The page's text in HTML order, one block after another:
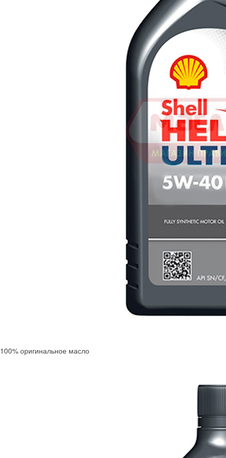
100% оригинальное масло